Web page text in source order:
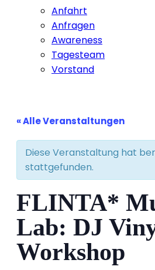
Anfahrt
Anfragen
Awareness
Tagesteam
Vorstand
« Alle Veranstaltungen
Diese Veranstaltung hat
stattgefunden.
FLINTA*
Lab: DJ
Workshop